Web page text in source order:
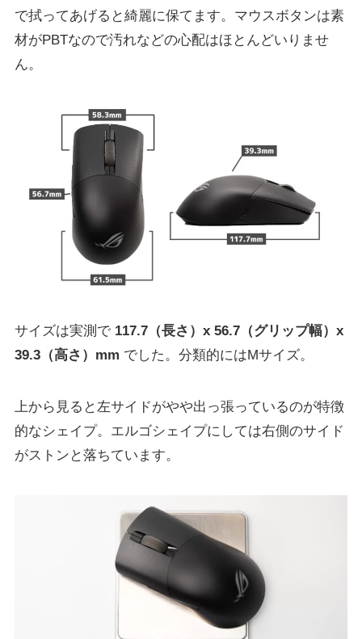
で拭ってあげると綺麗に保てます。マウスボタンは素
材がPBTなので汚れなどの心配はほとんどいりませ
ん。
サイズは実測で 117.7（長さ）x 56.7（グリップ幅）x
39.3（高さ）mm でした。分類的にはMサイズ。
上から見ると左サイドがやや出っ張っているのが特徴
的なシェイプ。エルゴシェイプにしては右側のサイド
がストンと落ちています。